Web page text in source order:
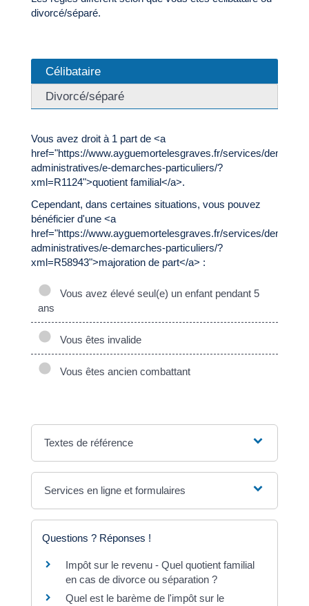
divorcé/séparé.
Célibataire
Divorcé/séparé
Vous avez droit à 1 part de <a
href="https://www.ayguemortelesgraves.fr/services/
administratives/e-demarches-particuliers/?
xml=R1124">quotient familial</a>.
Cependant, dans certaines situations, vous pouvez
bénéficier d'une <a
href="https://www.ayguemortelesgraves.fr/services/
administratives/e-demarches-particuliers/?
xml=R58943">majoration de part</a> :
Vous avez élevé seul(e) un enfant pendant 5
ans
Vous êtes invalide
Vous êtes ancien combattant
Textes de référence
Services en ligne et formulaires
Questions ? Réponses !
Impôt sur le revenu - Quel quotient familial
en cas de divorce ou séparation ?
Quel est le barème de l'impôt sur le